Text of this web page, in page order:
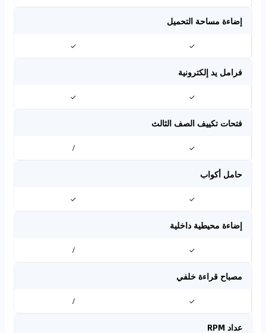
إضاءة مساحة التحميل
✓
✓
فرامل يد إلكترونية
✓
✓
فتحات تكييف الصف الثالث
✓
/
حامل أكواب
✓
✓
إضاءة محيطية داخلية
✓
/
مصباح قراءة خلفي
✓
/
عداد RPM